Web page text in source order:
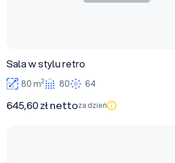
Sala w stylu retro
80 m2 80 64
645,60 zł nettoza dzień